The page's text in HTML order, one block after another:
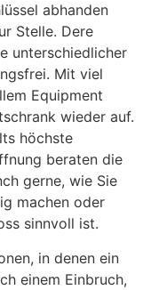
abhanden
Stelle. Dere
unterschiedlicher
Mit viel
Equipment
wieder auf.
höchste
beraten die
gerne, wie Sie
machen oder
sinnvoll ist.
in denen ein
einem Einbruch,